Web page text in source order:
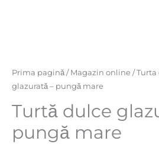
Prima pagină / Magazin online /Turta
glazurată – pungă mare
Turtă dulce
pungă mare
mare